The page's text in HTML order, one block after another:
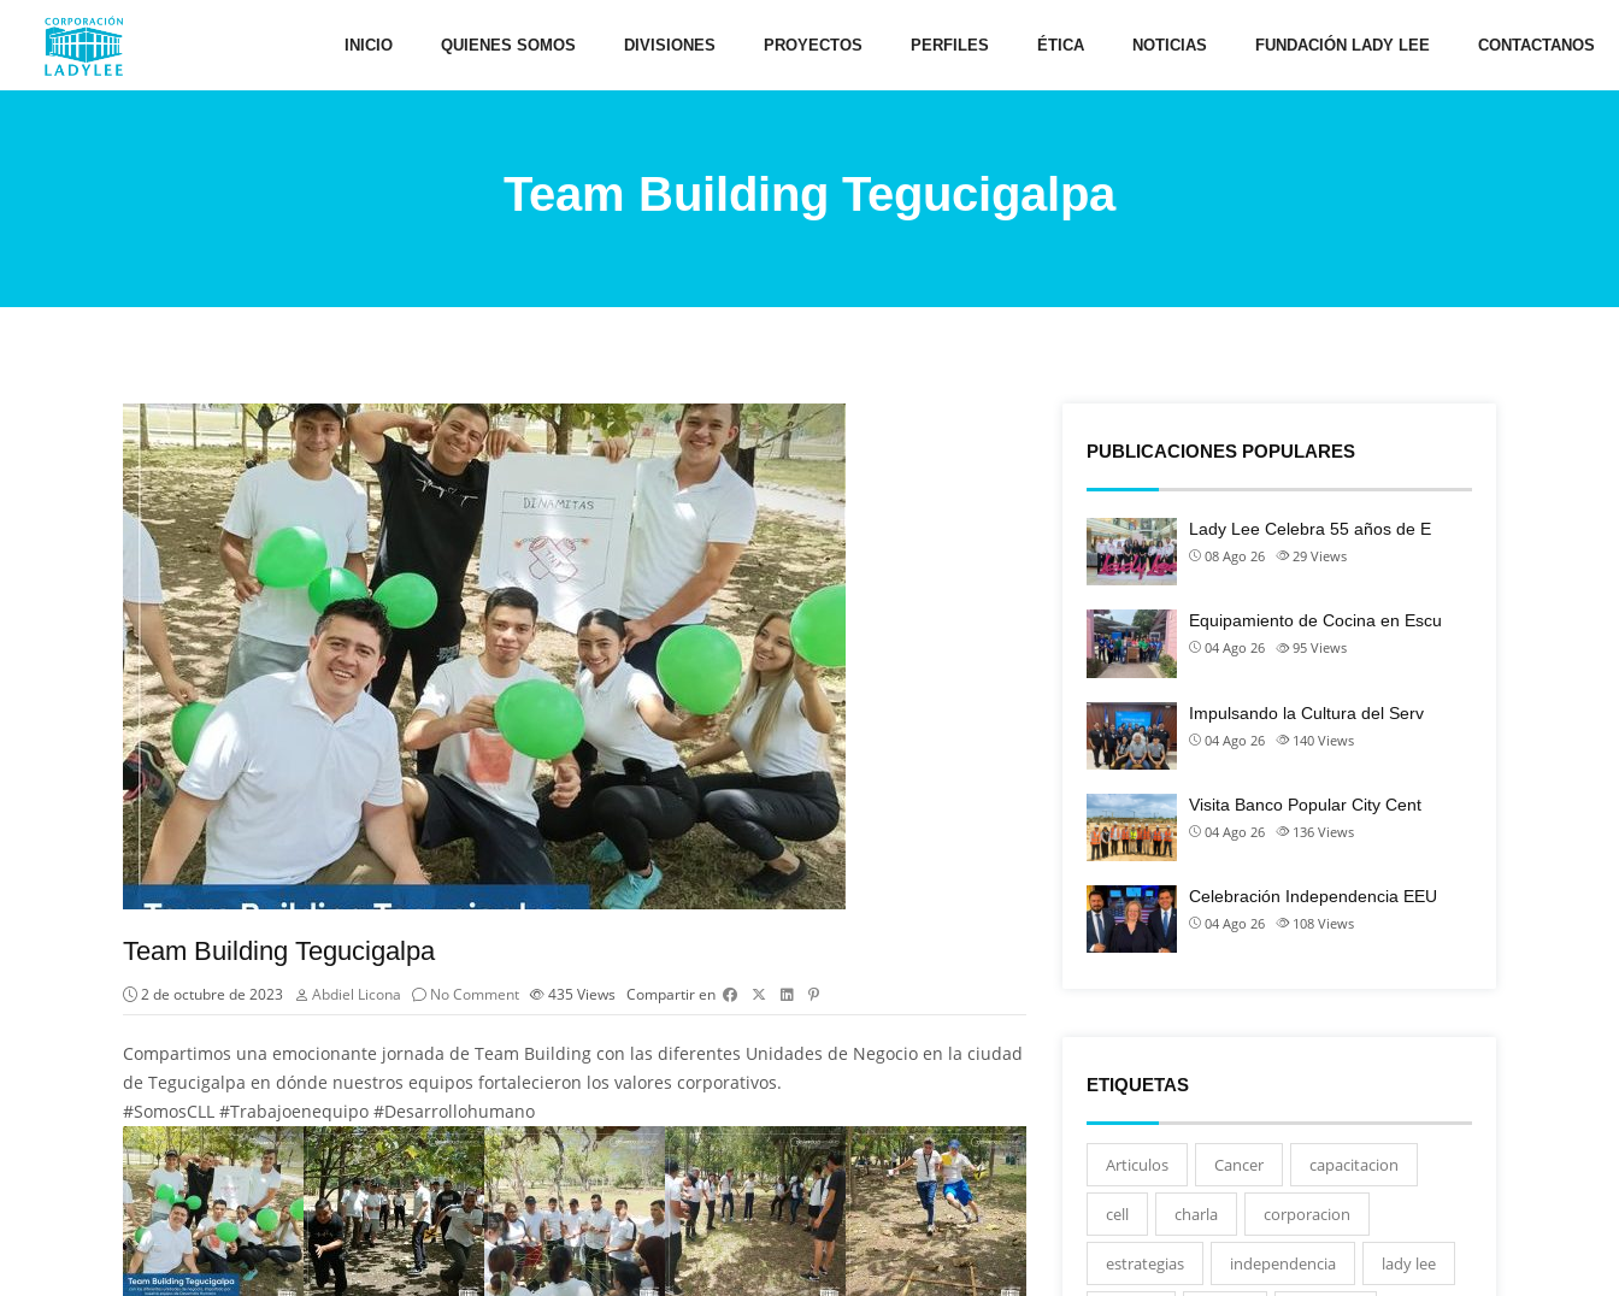
INICIO QUIENES SOMOS DIVISIONES PROYECTOS PERFILES ÉTICA NOTICIAS FUNDACIÓN LADY LEE CONTACTANOS
Team Building Tegucigalpa
Team Building Tegucigalpa
2 de octubre de 2023 Abdiel Licona No Comment 435 Views Compartir en
Compartimos una emocionante jornada de Team Building con las diferentes Unidades de Negocio en la ciudad
de Tegucigalpa en dónde nuestros equipos fortalecieron los valores corporativos.
#SomosCLL #Trabajoenequipo #Desarrollohumano
PUBLICACIONES POPULARES
Lady Lee Celebra 55 años de E
08 Ago 26 29 Views
Equipamiento de Cocina en Escu
04 Ago 26 95 Views
Impulsando la Cultura del Serv
04 Ago 26 140 Views
Visita Banco Popular City Cent
04 Ago 26 136 Views
Celebración Independencia EEU
04 Ago 26 108 Views
ETIQUETAS
Articulos Cancer capacitacion
cell charla corporacion
estrategias independencia lady lee